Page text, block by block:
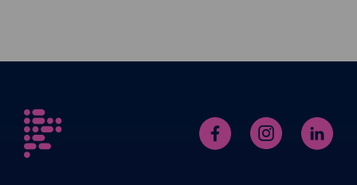
Alfame FacebookInstagram